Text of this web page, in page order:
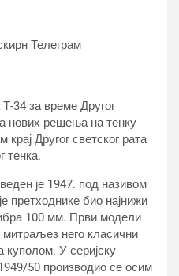
Телеграм
34 за време Другог
нових решења на тенку
крај Другог светског рата
тенка.
је 1947. под називом
претходнике био најнижи
100 мм. Први модели
него класични
куполом. У серијску
50 производио се осим